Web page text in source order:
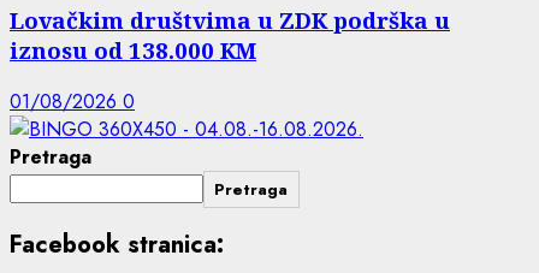
Lovačkim društvima u ZDK podrška u
iznosu od 138.000 KM
01/08/2026 0
Pretraga
Pretraga
Facebook stranica: